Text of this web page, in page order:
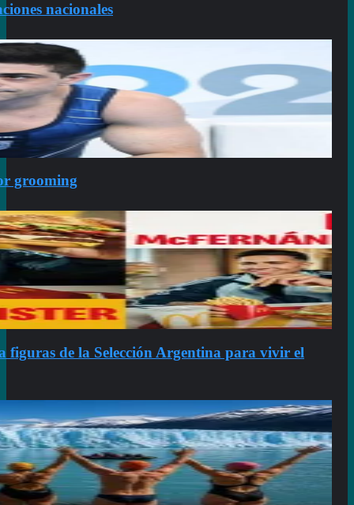
nacionales
grooming
figuras de la Selección Argentina para vivir el